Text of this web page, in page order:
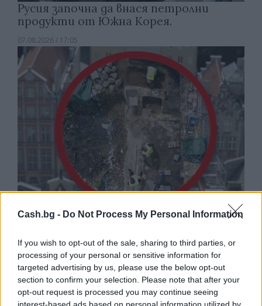
Cash.bg - Do Not Process My Personal Information
If you wish to opt-out of the sale, sharing to third parties, or
processing of your personal or sensitive information for
targeted advertising by us, please use the below opt-out
section to confirm your selection. Please note that after your
opt-out request is processed you may continue seeing
Русия започна да внася петролни
продукти от Южна Корея.
07.08.2026 / 17:05
Древен храм на почти 900 години
Полша
07.08.2026 / 16:00